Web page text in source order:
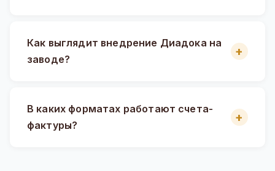
Как выглядит внедрение Диадока на
заводе?
В каких форматах работают счета-
фактуры?